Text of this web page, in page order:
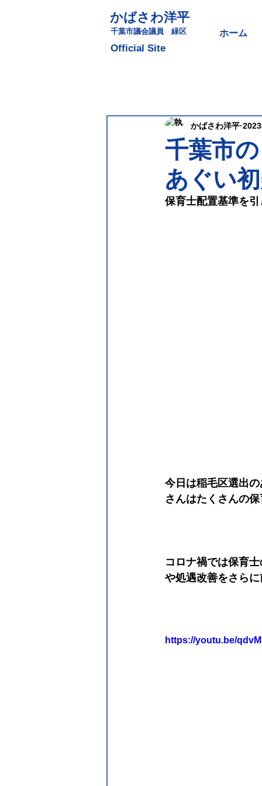
かばさわ洋平
​千葉市議会議員 緑区
​Official Site
ホーム
千葉市
あぐい
かばさわ洋平
保育士配置基準を
今日は稲毛区選出
さんはたくさんの
コロナ禍では保育
や処遇改善をさら
https://youtu.be/